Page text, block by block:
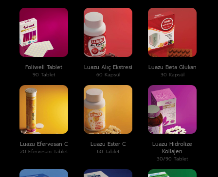
Foliwell Tablet
90 Tablet
Luazu Alıç Ekstresi
60 Kapsül
Luazu Beta Glukan
30 Kapsül
Luazu Efervesan C
20 Efervesan Tablet
Luazu Ester C
60 Tablet
Luazu Hidrolize
Kollajen
30/90 Tablet